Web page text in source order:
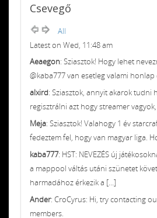
Csevegő
All
Latest on Wed, 11:48 am
Aeaegon: Sziasztok! Hogy lehet
@kaba777 van esetleg valami honlap
alxird: Sziasztok, annyit akarok tudni
regisztrálni azt hogy streamer
Meja: Sziasztok! Valahogy 1 év
fedeztem fel, hogy van magyar liga.
kaba777: HST: NEVEZÉS új
a mappool váltás utáni szünetet
harmadához érkezik a [...]
Ander: CroCyrus: Hi, try contacting
members.